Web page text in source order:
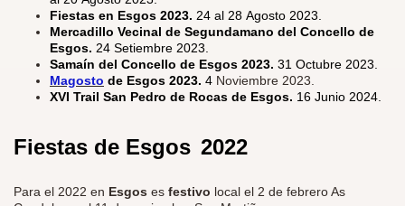
Fiestas en Esgos 2023. 24 al 28 Agosto 2023.
Mercadillo Vecinal de Segundamano del Concello de
Esgos. 24 Setiembre 2023.
Samaín del Concello de Esgos 2023. 31 Octubre 2023.
Magosto de Esgos 2023. 4 Noviembre 2023.
XVI Trail San Pedro de Rocas de Esgos. 16 Junio 2024.
Fiestas de Esgos 2022
Para el 2022 en Esgos es festivo local el 2 de febrero As